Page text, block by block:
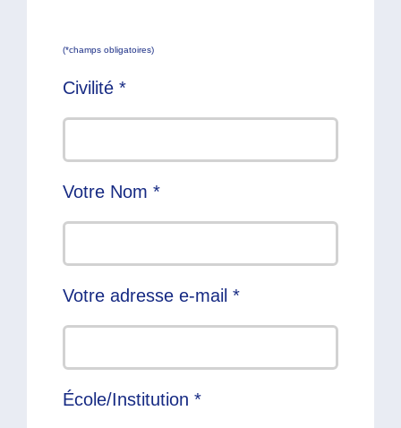
(*champs obligatoires)
Civilité *
Votre Nom *
Votre adresse e-mail *
École/Institution *